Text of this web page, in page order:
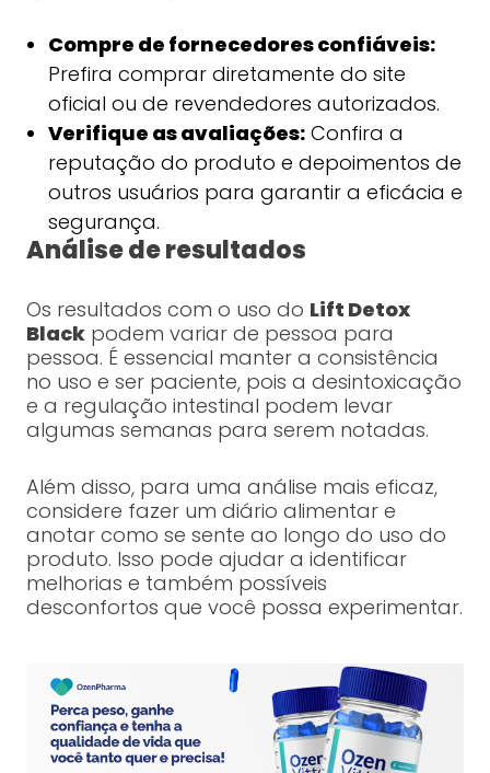
Compre de fornecedores confiáveis:
Prefira comprar diretamente do site
oficial ou de revendedores autorizados.
Verifique as avaliações:Confira a
reputação do produto e depoimentos de
outros usuários para garantir a eficácia e
segurança.
Análise de resultados
Os resultados com o uso do Lift Detox
Blackpodem variar de pessoa para
pessoa. É essencial manter a consistência
no uso e ser paciente, pois a desintoxicação
e a regulação intestinal podem levar
algumas semanas para serem notadas.
Além disso, para uma análise mais eficaz,
considere fazer um diário alimentar e
anotar como se sente ao longo do uso do
produto. Isso pode ajudar a identificar
melhorias e também possíveis
desconfortos que você possa experimentar.